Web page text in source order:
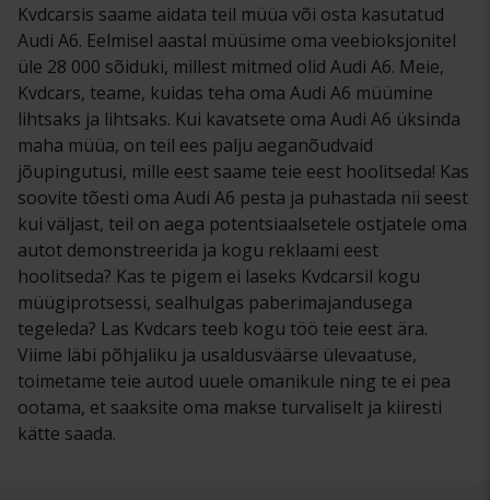
Kvdcarsis saame aidata teil müüa või osta kasutatud
Audi A6. Eelmisel aastal müüsime oma veebioksjonitel
üle 28 000 sõiduki, millest mitmed olid Audi A6. Meie,
Kvdcars, teame, kuidas teha oma Audi A6 müümine
lihtsaks ja lihtsaks. Kui kavatsete oma Audi A6 üksinda
maha müüa, on teil ees palju aeganõudvaid
jõupingutusi, mille eest saame teie eest hoolitseda! Kas
soovite tõesti oma Audi A6 pesta ja puhastada nii seest
kui väljast, teil on aega potentsiaalsetele ostjatele oma
autot demonstreerida ja kogu reklaami eest
hoolitseda? Kas te pigem ei laseks Kvdcarsil kogu
müügiprotsessi, sealhulgas paberimajandusega
tegeleda? Las Kvdcars teeb kogu töö teie eest ära.
Viime läbi põhjaliku ja usaldusväärse ülevaatuse,
toimetame teie autod uuele omanikule ning te ei pea
ootama, et saaksite oma makse turvaliselt ja kiiresti
kätte saada.